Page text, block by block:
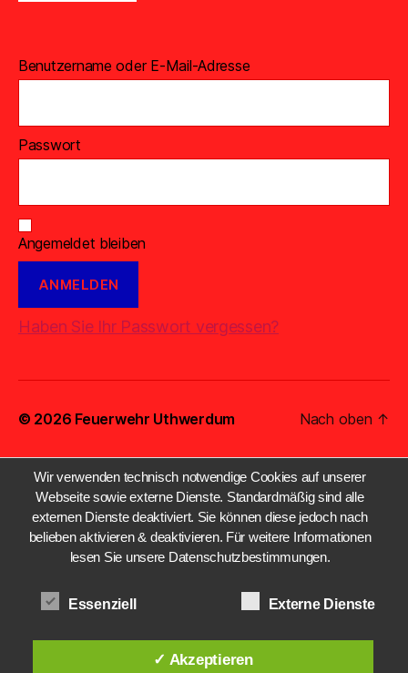
Benutzername oder E-Mail-Adresse
Passwort
Angemeldet bleiben
Haben Sie Ihr Passwort vergessen?
© 2026 Feuerwehr Uthwerdum Nach oben ↑
Wir verwenden technisch notwendige Cookies auf unserer
Webseite sowie externe Dienste. Standardmäßig sind alle
externen Dienste deaktiviert. Sie können diese jedoch nach
belieben aktivieren & deaktivieren. Für weitere Informationen
lesen Sie unsere Datenschutzbestimmungen.
Essenziell Externe Dienste
✓ Akzeptieren